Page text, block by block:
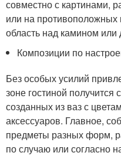
совместно с картинами,
или на противоположных
область над камином или
Композиции по
Без особых усилий
зоне гостиной
созданных из ваз с
аксессуаров. Главное,
предметы разных форм,
по случаю или согласно